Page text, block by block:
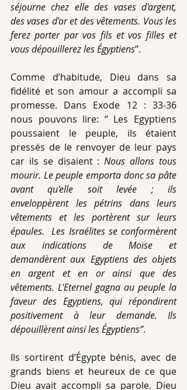
séjourne chez elle des vases d'argent,
des vases d'or et des vêtements. Vous les
ferez porter par vos fils et vos filles et
vous dépouillerez les Égyptiens’’.
Comme d’habitude, Dieu dans sa
fidélité et son amour a accompli sa
promesse. Dans Exode 12 : 33-36
nous pouvons lire: ‘’ Les Egyptiens
poussaient le peuple, ils étaient
pressés de le renvoyer de leur pays
car ils se disaient : Nous allons tous
mourir. Le peuple emporta donc sa pâte
avant qu'elle soit levée ; ils
enveloppèrent les pétrins dans leurs
vêtements et les portèrent sur leurs
épaules.  Les Israélites se conformèrent
aux indications de Moïse et
demandèrent aux Egyptiens des objets
en argent et en or ainsi que des
vêtements. L'Eternel gagna au peuple la
faveur des Egyptiens, qui répondirent
positivement à leur demande. Ils
dépouillèrent ainsi les Égyptiens’’.
Ils sortirent d’Égypte bénis, avec de
grands biens et heureux de ce que
Dieu avait accompli sa parole. Dieu